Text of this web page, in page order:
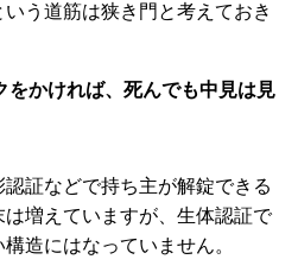
う道筋は狭き門と考えておき
をかければ、死んでも中見は見
証などで持ち主が解錠できる
増えていますが、生体認証で
造にはなっていません。